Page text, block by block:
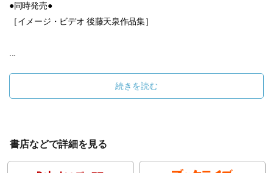
●同時発売●
［イメージ・ビデオ 後藤天泉作品集］
続きを読む
書店などで詳細を見る